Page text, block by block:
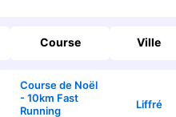
Course Ville
Course de Noël
- 10km Fast
Running
Liffré